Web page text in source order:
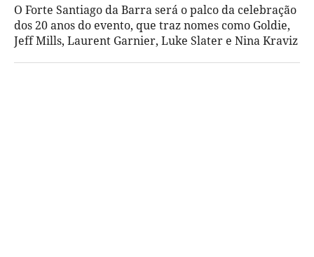
O Forte Santiago da Barra será o palco da celebração
dos 20 anos do evento, que traz nomes como Goldie,
Jeff Mills, Laurent Garnier, Luke Slater e Nina Kraviz